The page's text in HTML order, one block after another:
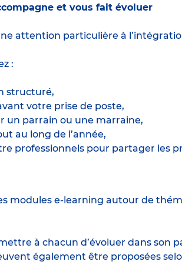
et vous fait évoluer
attention particulière à
:
structuré,
votre prise de poste,
un parrain ou une marraine,
au long de l’année,
professionnels pour partager les
modules e-learning autour de
à chacun d’évoluer dans
également être proposées